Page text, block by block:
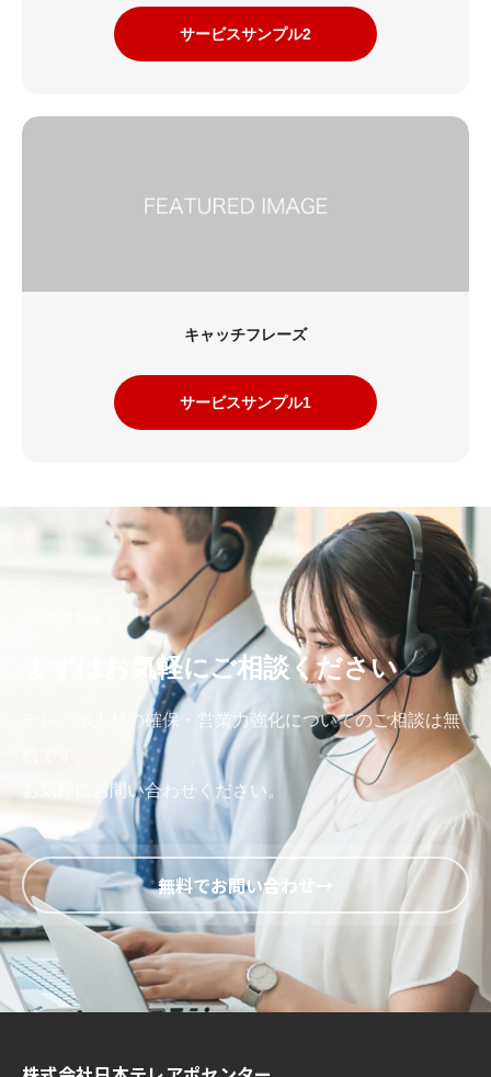
サービスサンプル2
キャッチフレーズ
サービスサンプル1
まずはお気軽にご相談ください
テレアポ人材の確保・営業力強化についてのご相談は無
お気軽にお問い合わせください。
無料でお問い合わせ